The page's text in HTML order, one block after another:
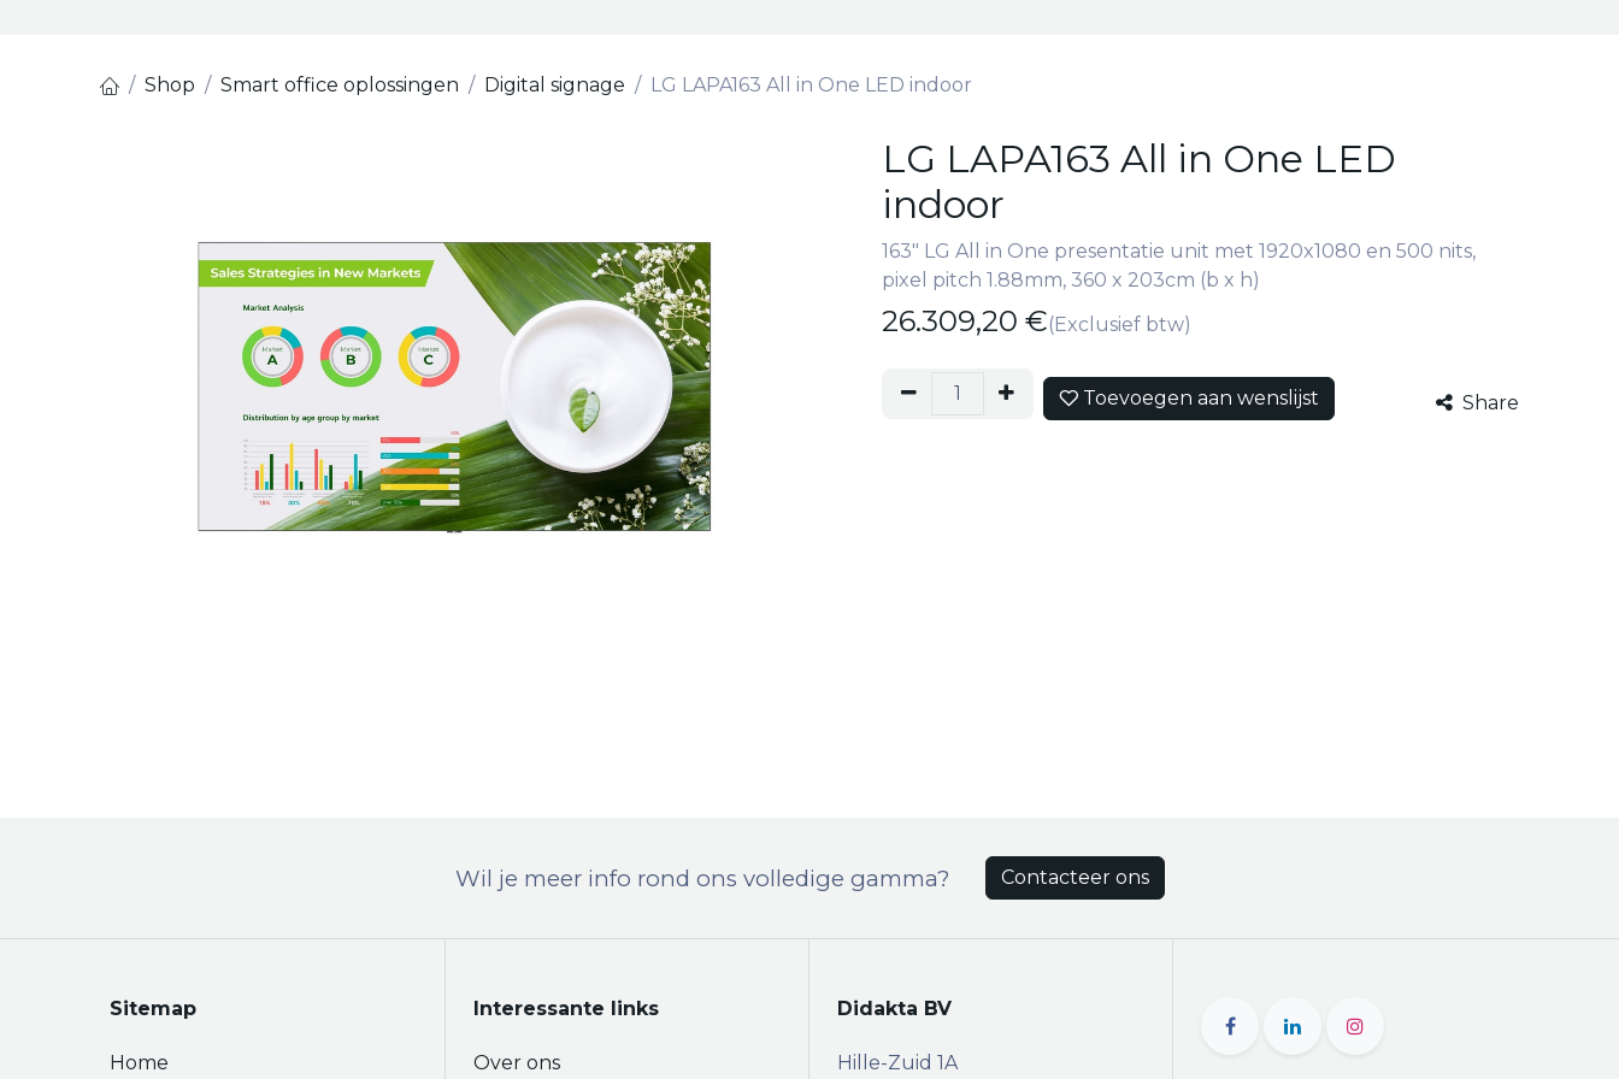
Shop Smart office oplossingen Digital signage LG LAPA163 All in One LED indoor
LG LAPA163 All in One LED
indoor
163" LG All in One presentatie unit met 1920x1080 en 500 nits,
pixel pitch 1.88mm, 360 x 203cm (b x h)
26.309,20 €(Exclusief btw)
Toevoegen aan wenslijst Share
Wil je meer info rond ons volledige gamma? Contacteer ons
Sitemap
Home
Interessante links
Over ons
Didakta BV
Hille-Zuid 1A